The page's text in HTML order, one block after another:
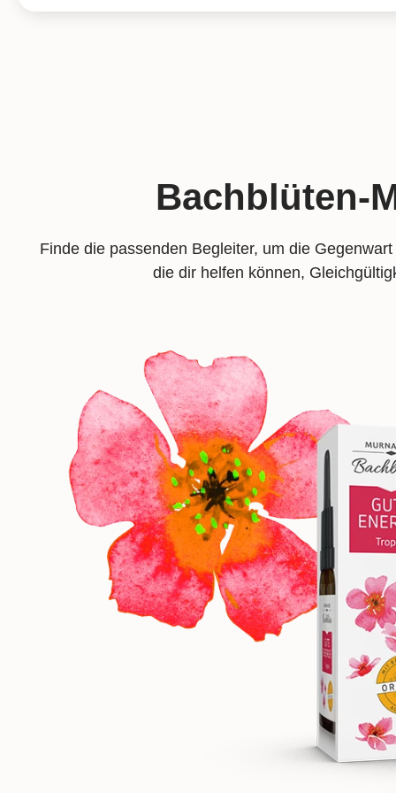
Bachblüten-
Finde die passenden Begleiter, um die
die dir helfen können,